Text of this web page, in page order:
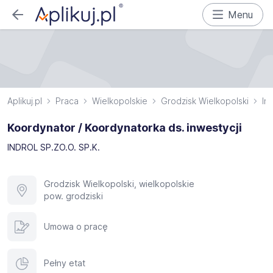
Menu
Aplikuj.pl Praca Wielkopolskie Grodzisk Wielkopolski
Koordynator / Koordynatorka ds. inwestycji
INDROL SP.ZO.O. SP.K.
Grodzisk Wielkopolski, wielkopolskie
pow. grodziski
Umowa o pracę
Pełny etat